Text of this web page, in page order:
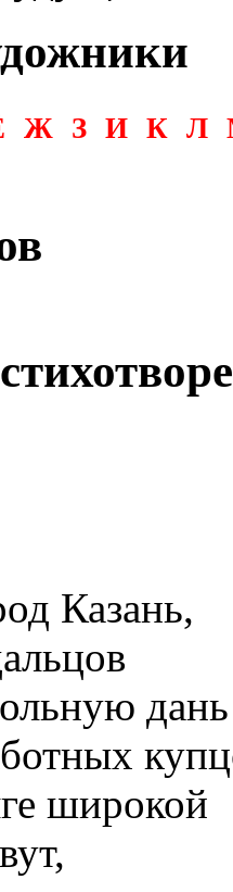
Ж З И К Л
Казань,
дань
широкой